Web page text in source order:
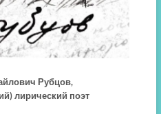
Рубцов,
лирический поэт